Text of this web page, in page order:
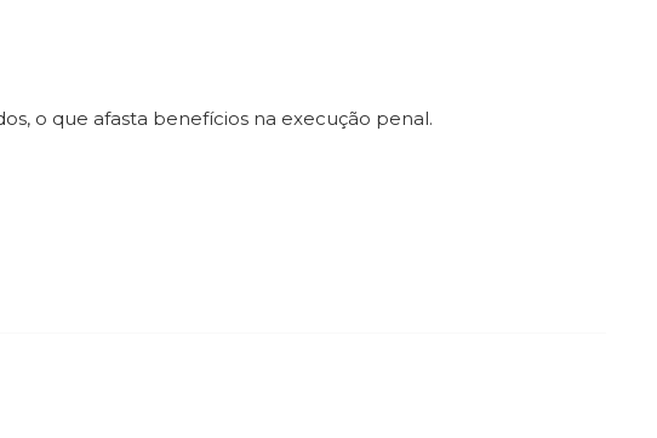
o que afasta benefícios na execução penal.